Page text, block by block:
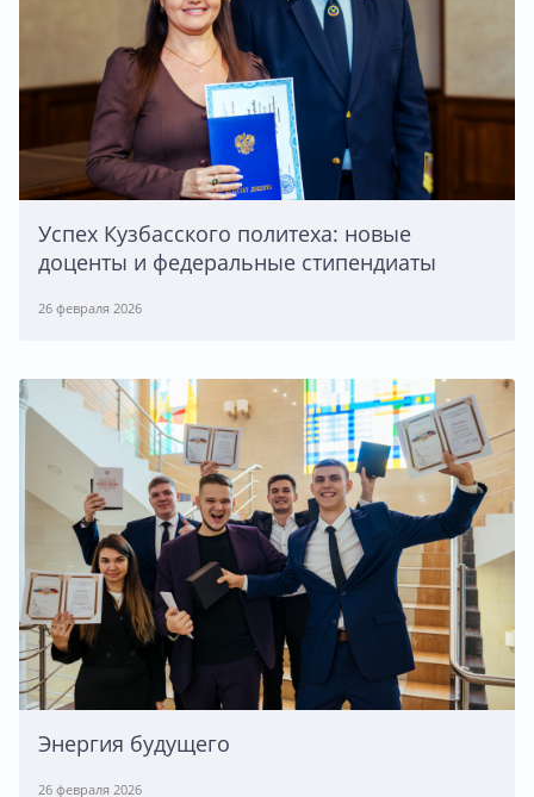
Успех Кузбасского политеха: новые
доценты и федеральные стипендиаты
26 февраля 2026
Энергия будущего
26 февраля 2026